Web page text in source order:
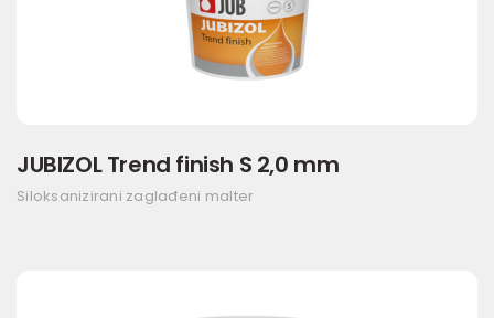
JUBIZOL Trend finish S 2,0 mm
Siloksanizirani zaglađeni malter